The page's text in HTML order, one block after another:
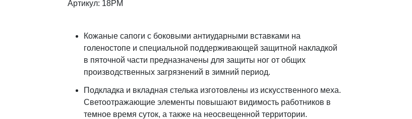
Артикул: 18РМ
Кожаные сапоги с боковыми антиударными вставками на
голеностопе и специальной поддерживающей защитной накладкой
в пяточной части предназначены для защиты ног от общих
производственных загрязнений в зимний период.
Подкладка и вкладная стелька изготовлены из искусственного меха.
Светоотражающие элементы повышают видимость работников в
темное время суток, а также на неосвещенной территории.